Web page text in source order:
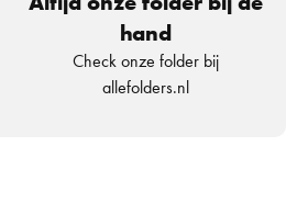
hand
Check onze folder bij
allefolders.nl